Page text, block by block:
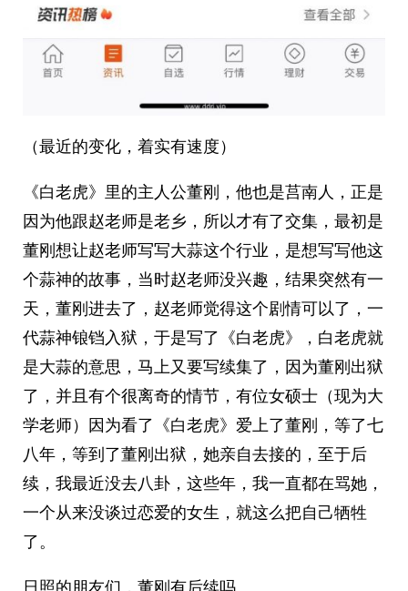
（最近的变化，着实有速度）
《白老虎》里的主人公董刚，他也是莒南人，正是
因为他跟赵老师是老乡，所以才有了交集，最初是
董刚想让赵老师写写大蒜这个行业，是想写写他这
个蒜神的故事，当时赵老师没兴趣，结果突然有一
天，董刚进去了，赵老师觉得这个剧情可以了，一
代蒜神锒铛入狱，于是写了《白老虎》，白老虎就
是大蒜的意思，马上又要写续集了，因为董刚出狱
了，并且有个很离奇的情节，有位女硕士（现为大
学老师）因为看了《白老虎》爱上了董刚，等了七
八年，等到了董刚出狱，她亲自去接的，至于后
续，我最近没去八卦，这些年，我一直都在骂她，
一个从来没谈过恋爱的女生，就这么把自己牺牲
了。